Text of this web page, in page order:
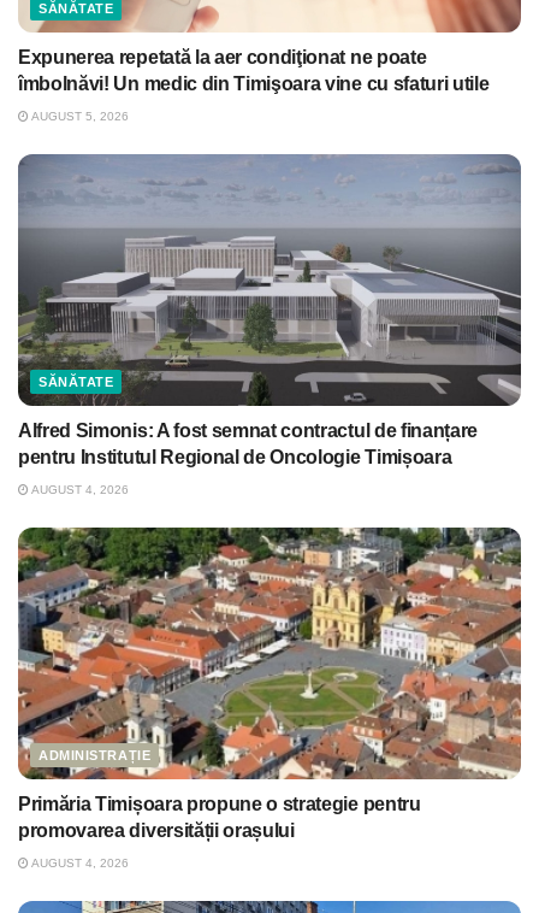
SĂNĂTATE
Expunerea repetată la aer condiţionat ne poate
îmbolnăvi! Un medic din Timişoara vine cu sfaturi utile
AUGUST 5, 2026
SĂNĂTATE
Alfred Simonis: A fost semnat contractul de finanțare
pentru Institutul Regional de Oncologie Timișoara
AUGUST 4, 2026
ADMINISTRAȚIE
Primăria Timișoara propune o strategie pentru
promovarea diversității orașului
AUGUST 4, 2026